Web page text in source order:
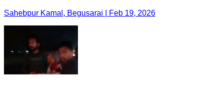
Sahebpur Kamal, Begusarai | Feb 19, 2026